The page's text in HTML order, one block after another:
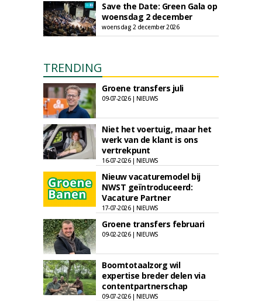
Save the Date: Green Gala op
woensdag 2 december
woensdag 2 december 2026
TRENDING
Groene transfers juli
09-07-2026 | NIEUWS
Niet het voertuig, maar het
werk van de klant is ons
vertrekpunt
16-07-2026 | NIEUWS
Nieuw vacaturemodel bij
NWST geïntroduceerd:
Vacature Partner
17-07-2026 | NIEUWS
Groene transfers februari
09-02-2026 | NIEUWS
Boomtotaalzorg wil
expertise breder delen via
contentpartnerschap
09-07-2026 | NIEUWS